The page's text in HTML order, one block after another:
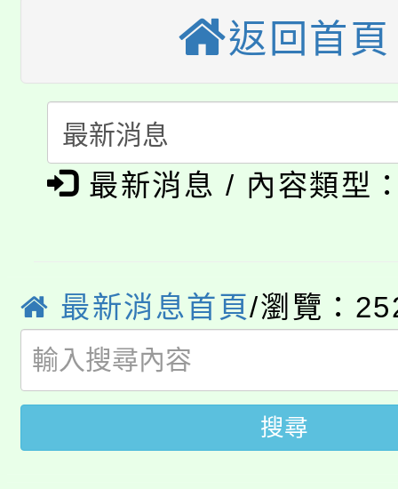
半價優惠，詳情可洽有
者。
份教師增能研習
大溪自造教育及科技
淨零綠生活教案入校路
會
115年食農教育專業人
程
「本色祭」8/29、30在
場熱烈登場!
8/21下午1時於龍潭區
局官網。
8月14至27日，桃園電
開!
115年桃園市運動會8/
田徑場及游泳池舉行。
桃園市低收入戶享有免
視費優惠，中低收入戶
大園自造教育及科技
返回首頁
最新消息 / 內容類型
最新消息首頁/瀏覽：
搜尋